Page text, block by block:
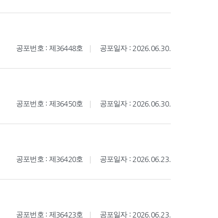
공포번호 : 제36448호 공포일자 : 2026.06.30.
공포번호 : 제36450호 공포일자 : 2026.06.30.
공포번호 : 제36420호 공포일자 : 2026.06.23.
공포번호 : 제36423호 공포일자 : 2026.06.23.